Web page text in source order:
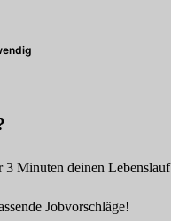
3 Minuten deinen Lebenslauf
Jobvorschläge!